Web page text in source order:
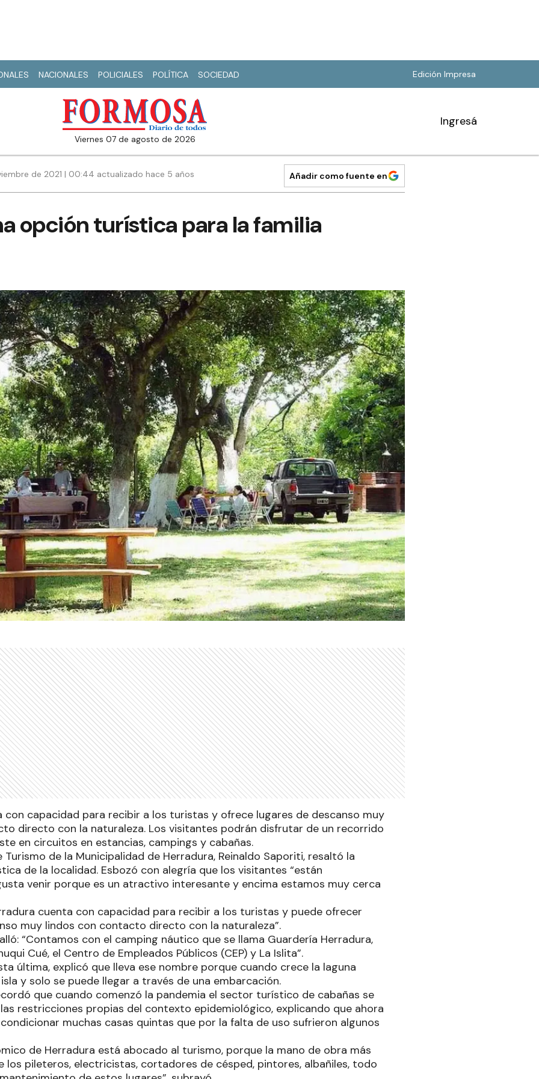
NACIONALES POLICIALES POLÍTICA SOCIEDAD Edición Impresa
viernes 07 de agosto de 2026
Ingresá
de 2021 | 00:44 actualizado hace 5 años Añadir como fuente en
opción turística para la familia
con capacidad para recibir a los turistas y ofrece lugares de descanso muy
directo con la naturaleza. Los visitantes podrán disfrutar de un recorrido
en circuitos en estancias, campings y cabañas.
Turismo de la Municipalidad de Herradura, Reinaldo Saporiti, resaltó la
de la localidad. Esbozó con alegría que los visitantes “están
venir porque es un atractivo interesante y encima estamos muy cerca
cuenta con capacidad para recibir a los turistas y puede ofrecer
muy lindos con contacto directo con la naturaleza”.
“Contamos con el camping náutico que se llama Guardería Herradura,
Cué, el Centro de Empleados Públicos (CEP) y La Islita”.
última, explicó que lleva ese nombre porque cuando crece la laguna
y solo se puede llegar a través de una embarcación.
que cuando comenzó la pandemia el sector turístico de cabañas se
restricciones propias del contexto epidemiológico, explicando que ahora
muchas casas quintas que por la falta de uso sufrieron algunos
de Herradura está abocado al turismo, porque la mano de obra más
los pileteros, electricistas, cortadores de césped, pintores, albañiles, todo